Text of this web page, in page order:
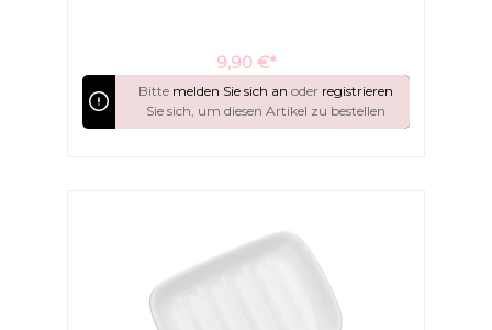
9,90 €*
Bitte melden Sie sich an oder registrieren
Sie sich, um diesen Artikel zu bestellen